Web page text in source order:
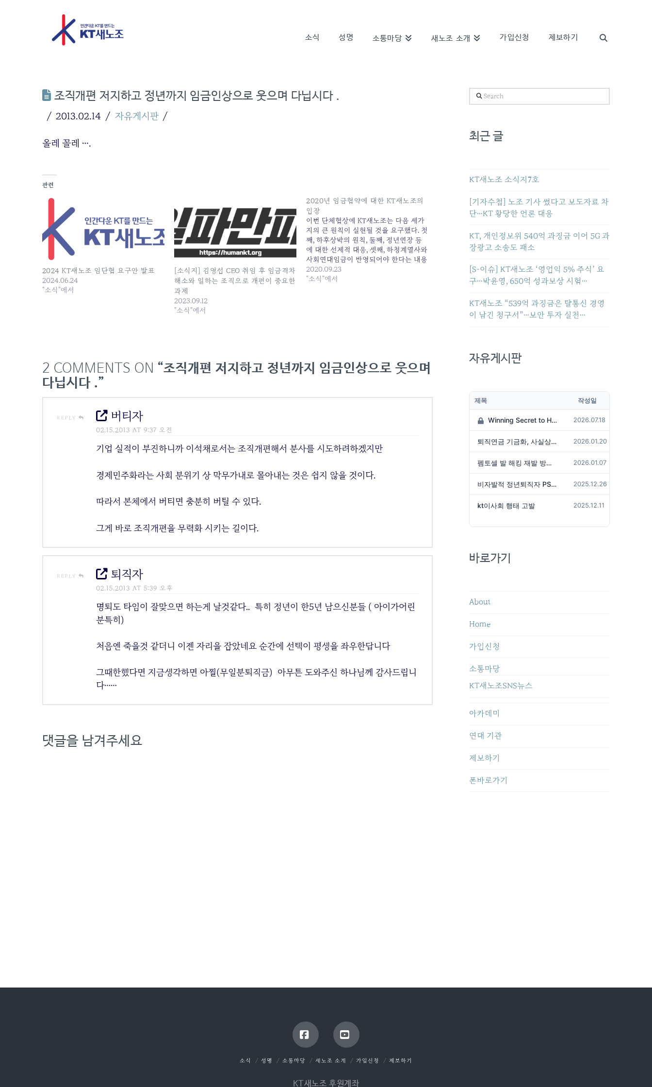
소식 성명 소통마당 새노조 소개 가입신청 제보하기
조직개편 저지하고 정년까지 임금인상으로 웃으며 다닙시다 .
2013.02.14 자유게시판
올레 꼴레 ….
관련
2024 KT새노조 임단협 요구안 발표
2024.06.24
"소식"에서
[소식지] 김영섭 CEO 취임 후 임금격차
해소와 일하는 조직으로 개편이 중요한
과제
2023.09.12
"소식"에서
2020년 임금협약에 대한 KT새노조의
입장
이번 단체협상에 KT새노조는 다음 세가
지의 큰 원칙이 실현될 것을 요구했다. 첫
째, 하후상박의 원칙, 둘째, 정년연장 등
에 대한 선제적 대응, 셋째, 하청계열사와
사회연대임금이 반영되어야 한다는 내용
이다. 먼저 하후상박 부분에서, 협약임금
인상율 '정률' 2%(고과인상분 제외)라는
2020.09.23
"소식"에서
2 COMMENTS ON “조직개편 저지하고 정년까지 임금인상으로 웃으며
다닙시다 .”
REPLY 버티자
02.15.2013 AT 9:37 오전
기업 실적이 부진하니까 이석채로서는 조직개편해서 분사를 시도하려하겠지만
경제민주화라는 사회 분위기 상 막무가내로 몰아내는 것은 쉽지 않을 것이다.
따라서 본체에서 버티면 충분히 버틸 수 있다.
그게 바로 조직개편을 무력화 시키는 길이다.
REPLY 퇴직자
02.15.2013 AT 5:39 오후
명퇴도 타임이 잘맞으면 하는게 날것같다.. 특히 정년이 한5년 남으신분들 ( 아이가어린
분특히)
처음엔 죽을것 같더니 이젠 자리을 잡았네요 순간에 선택이 평생을 좌우한답니다
그때한했다면 지금생각하면 아찔(무일분퇴직금) 아무튼 도와주신 하나님께 감사드립니
다……
댓글을 남겨주세요
Search
최근 글
KT새노조 소식지7호
[기자수첩] 노조 기사 썼다고 보도자료 차
단…KT 황당한 언론 대응
KT, 개인정보위 540억 과징금 이어 5G 과
장광고 소송도 패소
[S-이슈] KT새노조 ‘영업익 5% 주식’ 요
구…박윤영, 650억 성과보상 시험…
KT새노조 “539억 과징금은 탈통신 경영
이 남긴 청구서”…보안 투자 실천…
자유게시판
제목 작성일
Winning Secret to Hit the Jackpot! 2026.07.18
퇴직연금 기금화, 사실상 국가가 관리하겠다는 것인가? 2026.01.20
펨토셀 발 해킹 재발 방지 위해서는 2026.01.07
비자발적 정년퇴직자 PS성과급 미지급은 임금체불 아닌가? 2025.12.26
kt이사회 행태 고발 2025.12.11
바로가기
About
Home
가입신청
소통마당
KT새노조SNS뉴스
아카데미
연대 기관
제보하기
폰바로가기
Facebook YouTube
소식 성명 소통마당 새노조 소개 가입신청 제보하기
KT새노조 후원계좌